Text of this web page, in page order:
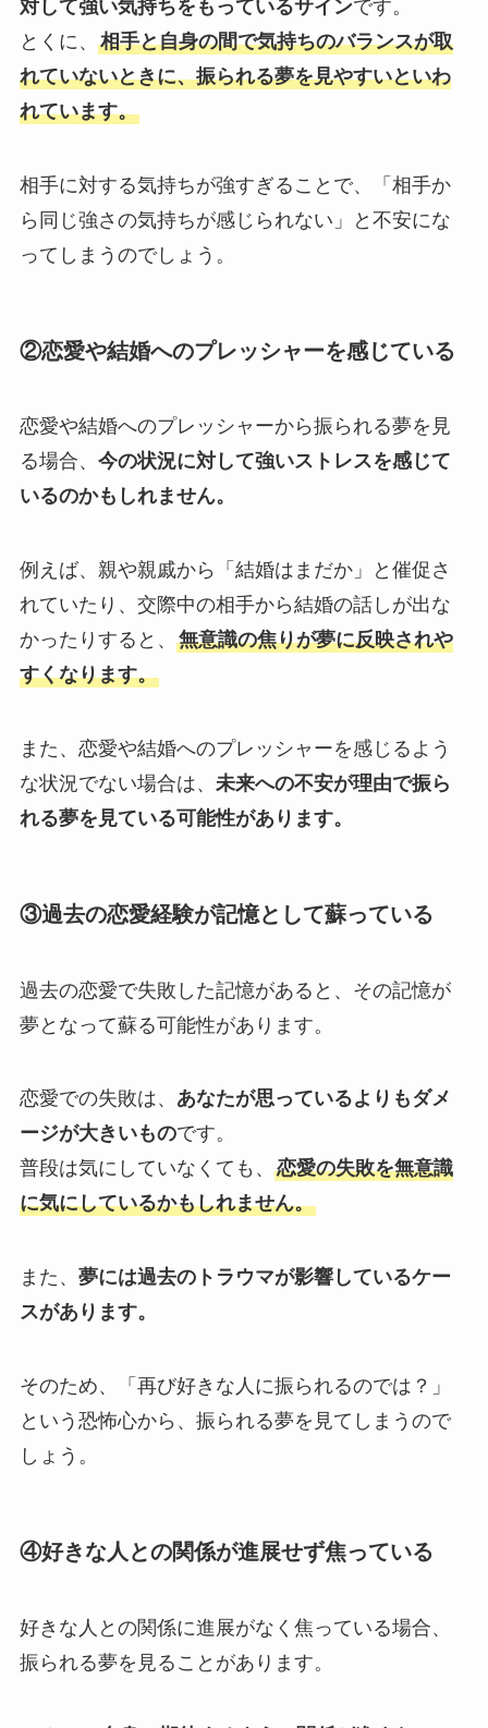
対して強い気持ちをもっているサインです。
とくに、 相手と自身の間で気持ちのバランスが取
れていないときに、振られる夢を見やすいといわ
れています。
相手に対する気持ちが強すぎることで、「相手か
ら同じ強さの気持ちが感じられない」と不安にな
ってしまうのでしょう。
②恋愛や結婚へのプレッシャーを感じている
恋愛や結婚へのプレッシャーから振られる夢を見
る場合、 今の状況に対して強いストレスを感じて
いるのかもしれません。
例えば、親や親戚から「結婚はまだか」と催促さ
れていたり、交際中の相手から結婚の話しが出な
かったりすると、 無意識の焦りが夢に反映されや
すくなります。
また、恋愛や結婚へのプレッシャーを感じるよう
な状況でない場合は、 未来への不安が理由で振ら
れる夢を見ている可能性があります。
③過去の恋愛経験が記憶として蘇っている
過去の恋愛で失敗した記憶があると、その記憶が
夢となって蘇る可能性があります。
恋愛での失敗は、 あなたが思っているよりもダメ
ージが大きいものです。
普段は気にしていなくても、 恋愛の失敗を無意識
に気にしているかもしれません。
また、 夢には過去のトラウマが影響しているケー
スがあります。
そのため、「再び好きな人に振られるのでは？」
という恐怖心から、振られる夢を見てしまうので
しょう。
④好きな人との関係が進展せず焦っている
好きな人との関係に進展がなく焦っている場合、
振られる夢を見ることがあります。